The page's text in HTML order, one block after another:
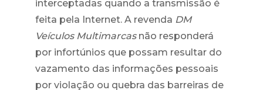
interceptadas quando a transmissão é
feita pela Internet. A revenda DM
Veículos Multimarcasnão responderá
por infortúnios que possam resultar do
vazamento das informações pessoais
por violação ou quebra das barreiras de